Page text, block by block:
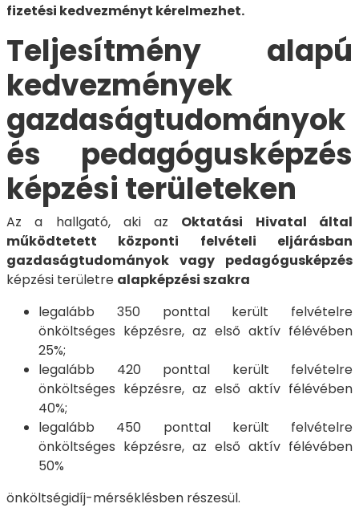
fizetési kedvezményt kérelmezhet.
Teljesítmény alapú
kedvezmények
gazdaságtudományok
és pedagógusképzés
képzési területeken
Az a hallgató, aki az Oktatási Hivatal által
működtetett központi felvételi eljárásban
gazdaságtudományok vagy pedagógusképzés
képzési területre alapképzési szakra
legalább 350 ponttal került felvételre
önköltséges képzésre, az első aktív félévében
25%;
legalább 420 ponttal került felvételre
önköltséges képzésre, az első aktív félévében
40%;
legalább 450 ponttal került felvételre
önköltséges képzésre, az első aktív félévében
50%
önköltségidíj-mérséklésben részesül.